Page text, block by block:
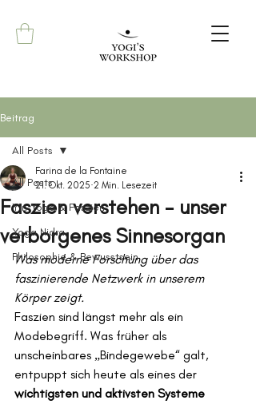
Beitrag
All Posts
Yin Yoga & Faszien
Yoga Nidra
Philosophie & Bewusstsein
All Posts
Faszien verstehen – unser
verborgenes Sinnesorgan
Farina de la Fontaine
21. Okt. 2025 2 Min. Lesezeit
Was moderne Forschung über das
faszinierende Netzwerk in unserem
Körper zeigt.
Faszien sind längst mehr als ein
Modebegriff. Was früher als
unscheinbares „Bindegewebe“ galt,
entpuppt sich heute als eines der
wichtigsten und aktivsten Systeme